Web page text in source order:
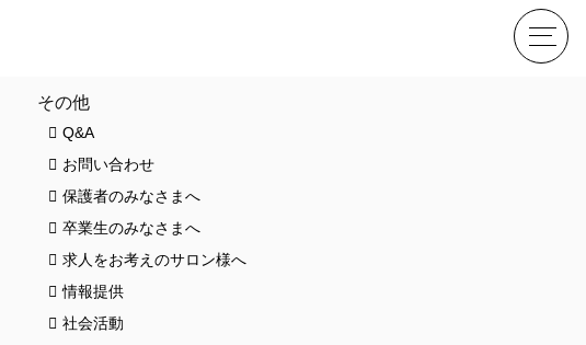
その他
Q&A
お問い合わせ
保護者のみなさまへ
卒業生のみなさまへ
求人をお考えのサロン様へ
情報提供
社会活動